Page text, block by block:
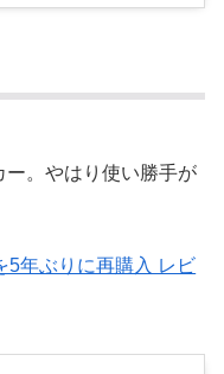
。やはり使い勝手が
5年ぶりに再購入 レビ